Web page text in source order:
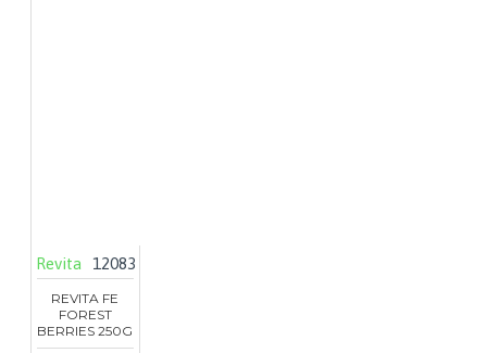
Revita 12083
REVITA FE
FOREST
BERRIES 250G